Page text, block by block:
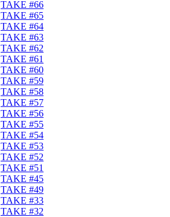
TAKE #66
TAKE #65
TAKE #64
TAKE #63
TAKE #62
TAKE #61
TAKE #60
TAKE #59
TAKE #58
TAKE #57
TAKE #56
TAKE #55
TAKE #54
TAKE #53
TAKE #52
TAKE #51
TAKE #45
TAKE #49
TAKE #33
TAKE #32